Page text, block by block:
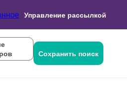
Управление рассылкой
Сохранить поиск